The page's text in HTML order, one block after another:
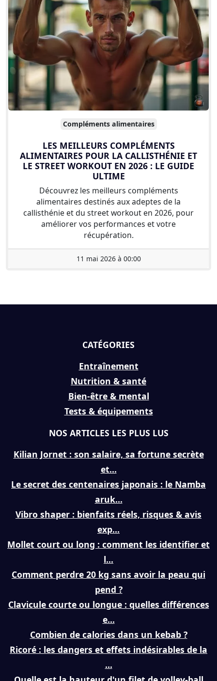
Compléments alimentaires
LES MEILLEURS COMPLÉMENTS
ALIMENTAIRES POUR LA CALLISTHÉNIE ET
LE STREET WORKOUT EN 2026 : LE GUIDE
ULTIME
Découvrez les meilleurs compléments
alimentaires destinés aux adeptes de la
callisthénie et du street workout en 2026, pour
améliorer vos performances et votre
récupération.
11 mai 2026 à 00:00
CATÉGORIES
Entraînement
Nutrition & santé
Bien-être & mental
Tests & équipements
NOS ARTICLES LES PLUS LUS
Kilian Jornet : son salaire, sa fortune secrète
et...
Le secret des centenaires japonais : le Namba
aruk...
Vibro shaper : bienfaits réels, risques & avis
exp...
Mollet court ou long : comment les identifier et
l...
Comment perdre 20 kg sans avoir la peau qui
pend ?
Clavicule courte ou longue : quelles différences
e...
Combien de calories dans un kebab ?
Ricoré : les dangers et effets indésirables de la
...